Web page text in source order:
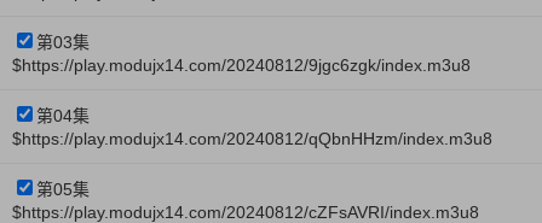
第03集
$https://play.modujx14.com/20240812/9jgc6zgk/index.m3u8
第04集
$https://play.modujx14.com/20240812/qQbnHHzm/index.m3u8
第05集
$https://play.modujx14.com/20240812/cZFsAVRI/index.m3u8